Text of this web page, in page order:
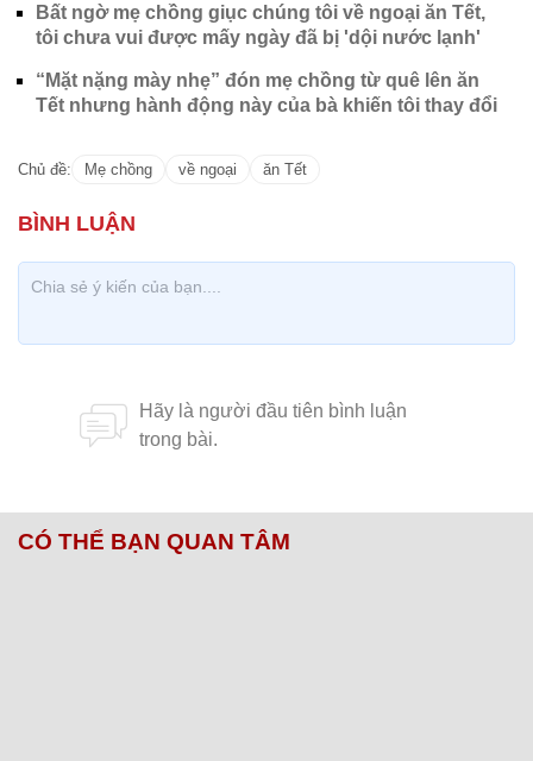
Bất ngờ mẹ chồng giục chúng tôi về ngoại ăn Tết,
tôi chưa vui được mấy ngày đã bị 'dội nước lạnh'
“Mặt nặng mày nhẹ” đón mẹ chồng từ quê lên ăn
Tết nhưng hành động này của bà khiến tôi thay đổi
Chủ đề: Mẹ chồng về ngoại ăn Tết
CÓ THỂ BẠN QUAN TÂM